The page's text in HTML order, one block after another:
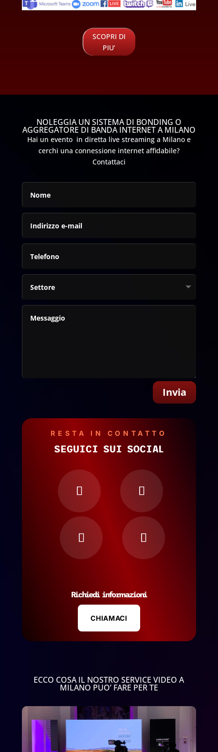
SCOPRI DI
PIU’
NOLEGGIA UN SISTEMA DI BONDING O
AGGREGATORE DI BANDA INTERNET A MILANO
Hai un evento in diretta live streaming a Milano e
cerchi una connessione internet affidabile?
Contattaci
Invia
RESTA IN CONTATTO
SEGUICI SUI SOCIAL
Richiedi informazioni
CHIAMACI
ECCO COSA IL NOSTRO SERVICE VIDEO A
MILANO PUO’ FARE PER TE